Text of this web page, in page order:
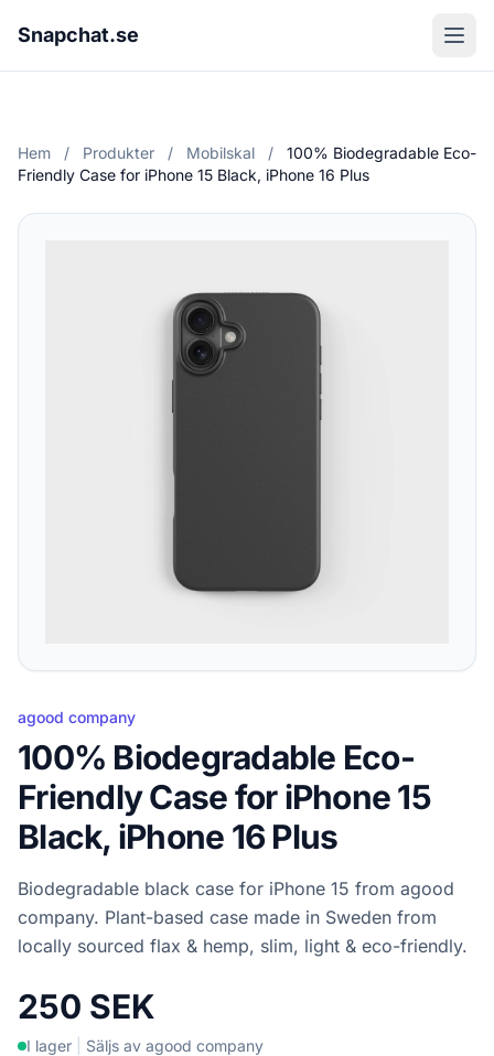
Snapchat.se
Hem / Produkter / Mobilskal /
100% Biodegradable Eco-
Friendly Case for iPhone 15 Black, iPhone 16 Plus
agood company
100% Biodegradable Eco-
Friendly Case for iPhone 15
Black, iPhone 16 Plus
Biodegradable black case for iPhone 15 from agood
company. Plant-based case made in Sweden from
locally sourced flax & hemp, slim, light & eco-friendly.
250 SEK
I lager Säljs av agood company